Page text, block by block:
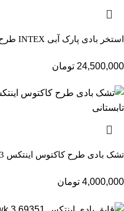
استخر بادی پارک آبی INTEX طرح دایناسور
24,500,000 تومان
تشک بادی طرح کاکتوس اینتکس 58793
4,000,000 تومان